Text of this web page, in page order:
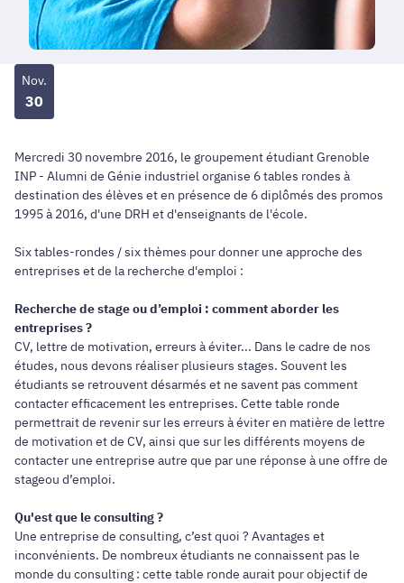
Nov.
30
Mercredi 30 novembre 2016, le groupement étudiant Grenoble
INP - Alumni de Génie industriel organise 6 tables rondes à
destination des élèves et en présence de 6 diplômés des promos
1995 à 2016, d'une DRH et d'enseignants de l'école.
Six tables-rondes / six thèmes pour donner une approche des
entreprises et de la recherche d'emploi :
Recherche de stage ou d’emploi : comment aborder les
entreprises ?
CV, lettre de motivation, erreurs à éviter... Dans le cadre de nos
études, nous devons réaliser plusieurs stages. Souvent les
étudiants se retrouvent désarmés et ne savent pas comment
contacter efficacement les entreprises. Cette table ronde
permettrait de revenir sur les erreurs à éviter en matière de lettre
de motivation et de CV, ainsi que sur les différents moyens de
contacter une entreprise autre que par une réponse à une offre de
stageou d’emploi.
Qu'est que le consulting ?
Une entreprise de consulting, c’est quoi ? Avantages et
inconvénients. De nombreux étudiants ne connaissent pas le
monde du consulting : cette table ronde aurait pour objectif de